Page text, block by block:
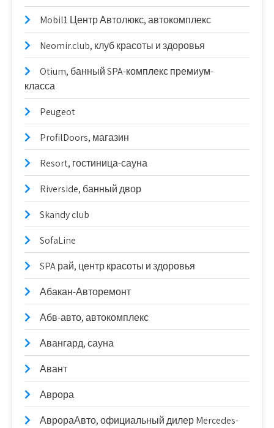
Mobil1 Центр Автолюкс, автокомплекс
Neomir.club, клуб красоты и здоровья
Otium, банный SPA-комплекс премиум-
класса
Peugeot
ProfilDoors, магазин
Resort, гостиница-сауна
Riverside, банный двор
Skandy club
SofaLine
SPA рай, центр красоты и здоровья
Абакан-Авторемонт
Абв-авто, автокомплекс
Авангард, сауна
Авант
Аврора
АврораАвто, официальный дилер Mercedes-